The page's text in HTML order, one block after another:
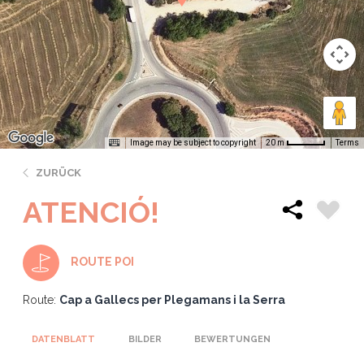
Image may be subject to copyright 20 m Terms
ZURÜCK
ATENCIÓ!
ROUTE POI
Route: Cap a Gallecs per Plegamans i la Serra
DATENBLATT BILDER BEWERTUNGEN